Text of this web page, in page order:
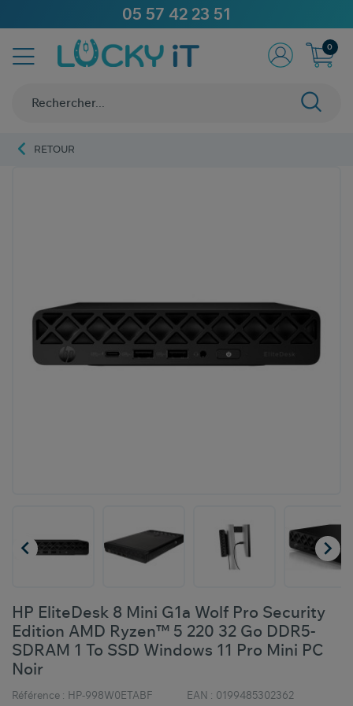
05 57 42 23 51
0
RETOUR
 
HP EliteDesk 8 Mini G1a Wolf Pro Security
Edition AMD Ryzen™ 5 220 32 Go DDR5-
SDRAM 1 To SSD Windows 11 Pro Mini PC
Noir
Référence : HP-998W0ETABF EAN : 0199485302362